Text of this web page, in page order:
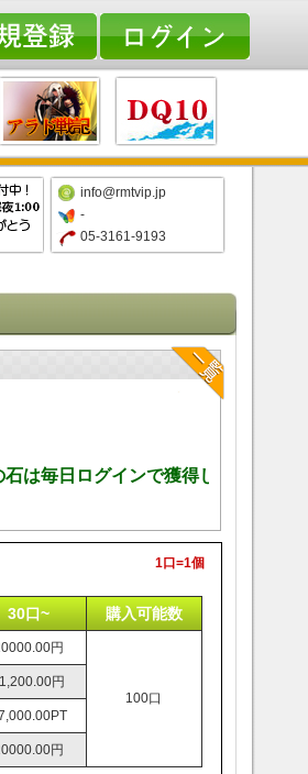
info@rmtvip.jp
-
05-3161-9193
は毎日ログインで獲得しますので、
1口=1個
30口~ 購入可能数
円
100口
円
円